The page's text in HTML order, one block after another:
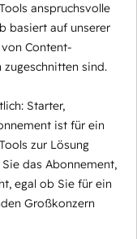
anspruchsvolle
basiert auf unserer
Content-
zugeschnitten sind.
Starter,
ist für ein
zur Lösung
das Abonnement,
egal ob Sie für ein
Großkonzern